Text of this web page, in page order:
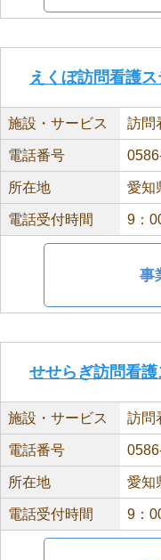
えくぼ訪問看護
施設・サービス 訪問
電話番号
所在地 愛知
電話受付時間 9：
事
せせらぎ訪問看
施設・サービス 訪問
電話番号
所在地 愛知
電話受付時間 9：